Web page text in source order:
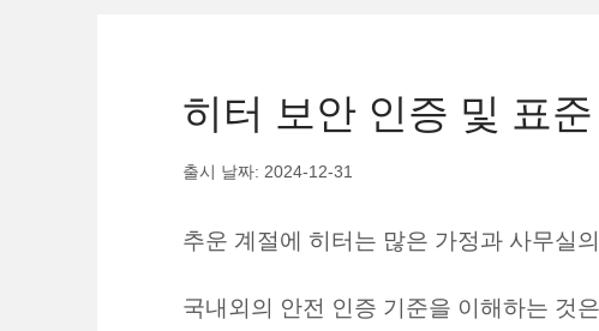
히터 보안 인증 및 표준
출시 날짜: 2024-12-31
추운 계절에 히터는 많은 가정과 사무실
국내외의 안전 인증 기준을 이해하는 것